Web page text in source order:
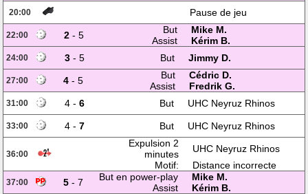
20:00 Pause de jeu
22:00 2 - 5 But
Mike M.
Assist
Kérim B.
24:00 3- 5 But Jimmy D.
27:00 4- 5 But
Cédric D.
Assist
Fredrik G.
31:00 4 - 6 But UHC Neyruz Rhinos
33:00 4 - 7 But UHC Neyruz Rhinos
36:00
Expulsion 2
minutes
UHC Neyruz Rhinos
Motif:
Distance incorrecte
37:00 5 - 7 But en power-play
Mike M.
Assist
Kérim B.